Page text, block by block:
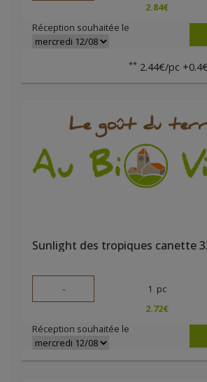
2.84€
Réception souhaitée le
** 2.44€/pc
- 1 pc
2.72€
Réception souhaitée le